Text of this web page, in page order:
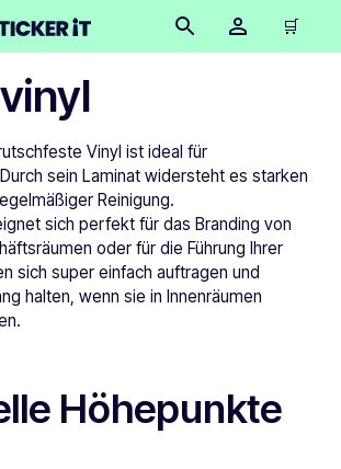
🛒
Vinyl ist ideal für
sein Laminat widersteht es starken
Reinigung.
sich perfekt für das Branding von
oder für die Führung Ihrer
sich super einfach auftragen und
halten, wenn sie in Innenräumen
Höhepunkte